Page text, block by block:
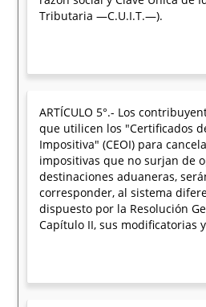
Tributaria —C.U.I.T.—).
ARTÍCULO 5°.- Los
que utilicen los "Certificados
Impositiva" (CEOI) para
impositivas que no surjan de
destinaciones aduaneras,
corresponder, al sistema
dispuesto por la Resolución
Capítulo II, sus modificatorias